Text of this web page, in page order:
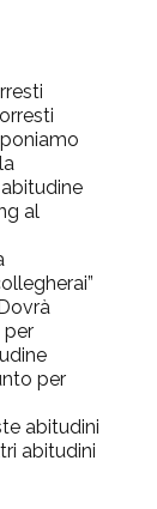
al
per
per
abitudini
abitudini